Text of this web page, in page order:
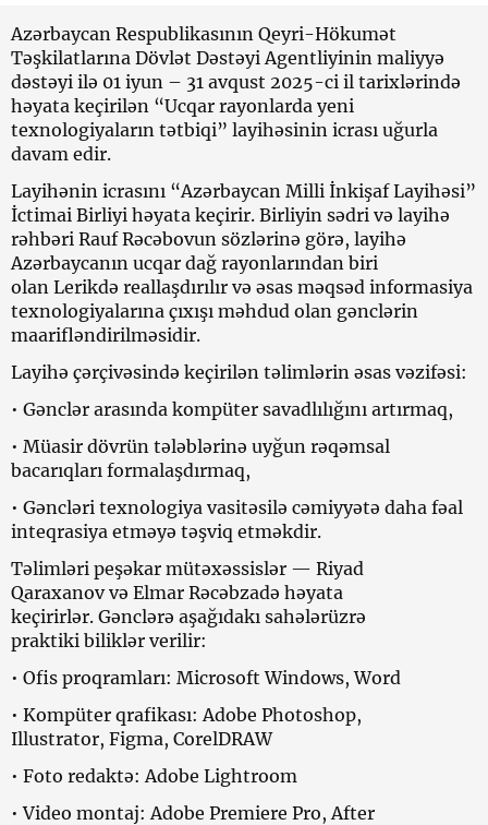
Azərbaycan Respublikasının Qeyri-Hökumət
Təşkilatlarına Dövlət Dəstəyi Agentliyinin maliyyə
dəstəyi ilə 01 iyun – 31 avqust 2025-ci il tarixlərində
həyata keçirilən “Ucqar rayonlarda yeni
texnologiyaların tətbiqi” layihəsinin icrası uğurla
davam edir.
Layihənin icrasını “Azərbaycan Milli İnkişaf Layihəsi”
İctimai Birliyi həyata keçirir. Birliyin sədri və layihə
rəhbəri Rauf Rəcəbovun sözlərinə görə, layihə
Azərbaycanın ucqar dağ rayonlarından biri
olan Lerikdə reallaşdırılır və əsas məqsəd informasiya
texnologiyalarına çıxışı məhdud olan gənclərin
maarifləndirilməsidir.
Layihə çərçivəsində keçirilən təlimlərin əsas vəzifəsi:
• Gənclər arasında kompüter savadlılığını artırmaq,
• Müasir dövrün tələblərinə uyğun rəqəmsal
bacarıqları formalaşdırmaq,
• Gəncləri texnologiya vasitəsilə cəmiyyətə daha fəal
inteqrasiya etməyə təşviq etməkdir.
Təlimləri peşəkar mütəxəssislər — Riyad
Qaraxanov və Elmar Rəcəbzadə həyata
keçirirlər. Gənclərə aşağıdakı sahələrüzrə
praktiki biliklər verilir:
• Ofis proqramları: Microsoft Windows, Word
• Kompüter qrafikası: Adobe Photoshop,
Illustrator, Figma, CorelDRAW
• Foto redaktə: Adobe Lightroom
• Video montaj: Adobe Premiere Pro, After